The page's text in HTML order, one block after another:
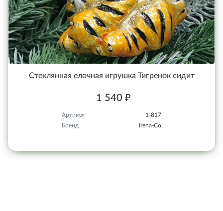
Стеклянная елочная игрушка Тигренок сидит
1 540 ₽
Артикул
1-817
Бренд
Irena-Co